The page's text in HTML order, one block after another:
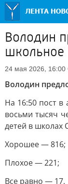
Володин
школьное
24 мая 2026, 16:00
Володин
На 16:50 пост в
восьми тысяч
детей в школах
Хорошее — 816;
Плохое — 221;
Все равно — 17.